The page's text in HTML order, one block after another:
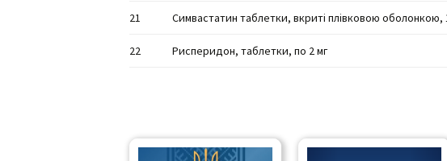
21 Симвастатин таблетки, вкриті плівковою оболонкою,
22 Рисперидон, таблетки, по 2 мг